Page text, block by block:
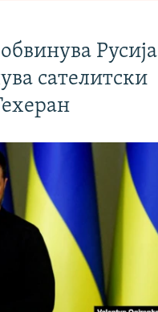
Русија
сателитски